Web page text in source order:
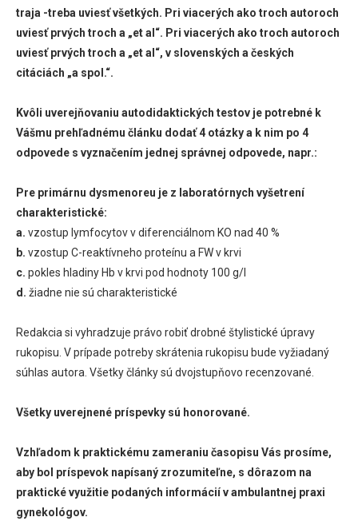
traja -treba uviesť všetkých. Pri viacerých ako troch autoroch
uviesť prvých troch a „et al“. Pri viacerých ako troch autoroch
uviesť prvých troch a „et al“, v slovenských a českých
citáciách „a spol.“.
Kvôli uverejňovaniu autodidaktických testov je potrebné k
Vášmu prehľadnému článku dodať 4 otázky a k nim po 4
odpovede s vyznačením jednej správnej odpovede, napr.:
Pre primárnu dysmenoreu je z laboratórnych vyšetrení
charakteristické:
a. vzostup lymfocytov v diferenciálnom KO nad 40 %
b. vzostup C-reaktívneho proteínu a FW v krvi
c. pokles hladiny Hb v krvi pod hodnoty 100 g/l
d. žiadne nie sú charakteristické
Redakcia si vyhradzuje právo robiť drobné štylistické úpravy
rukopisu. V prípade potreby skrátenia rukopisu bude vyžiadaný
súhlas autora. Všetky články sú dvojstupňovo recenzované.
Všetky uverejnené príspevky sú honorované.
Vzhľadom k praktickému zameraniu časopisu Vás prosíme,
aby bol príspevok napísaný zrozumiteľne, s dôrazom na
praktické využitie podaných informácií v ambulantnej praxi
gynekológov.